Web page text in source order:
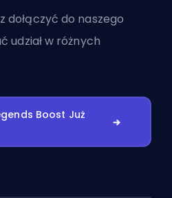
dołączyć do naszego
udział w różnych
Boost Już